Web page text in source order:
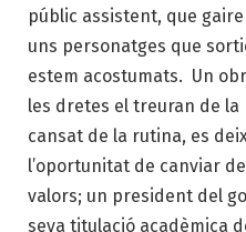
públic assistent, que
uns personatges que
estem acostumats. Un
les dretes el treuran de la
cansat de la rutina, es
l’oportunitat de canviar
valors; un president del
seva titulació acadèmica